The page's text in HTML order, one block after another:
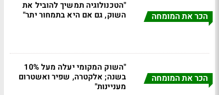
הכר את המומחה
"הטכנולוגיה תמשיך להוביל את
השוק, גם אם היא בתמחור יתר"
הכר את המומחה
"השוק המקומי יעלה מעל 10%
בשנה; אלקטרה, שפיר ואשטרום
מעניינות"